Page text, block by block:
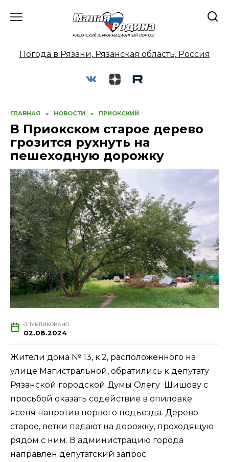
Погода в Рязани, Рязанская область, Россия
ГЛАВНАЯ » НОВОСТИ » ПРИОКСКИЙ
В Приокском старое дерево
грозится рухнуть на
пешеходную дорожку
ОПУБЛИКОВАНО
02.08.2024
Жители дома № 13, к.2, расположенного на
улице Магистральной, обратились к депутату
Рязанской городской Думы Олегу Шишову с
просьбой оказать содействие в опиловке
ясеня напротив первого подъезда. Дерево
старое, ветки падают на дорожку, проходящую
рядом с ним. В администрацию города
направлен депутатский запрос.